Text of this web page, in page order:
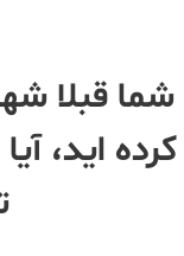
شما قبلا
کرده اید،